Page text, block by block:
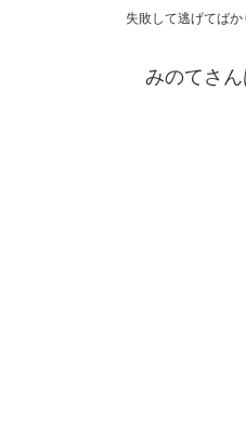
失敗して逃げてば
みのてさ